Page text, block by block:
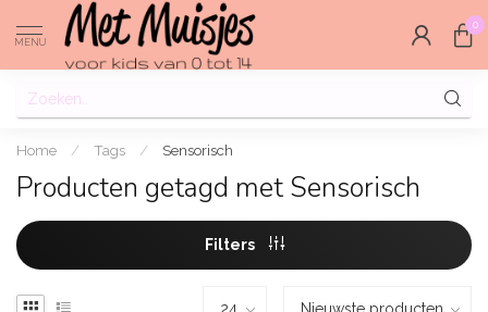
MENU
0
Home / Tags / Sensorisch
Producten getagd met Sensorisch
Filters